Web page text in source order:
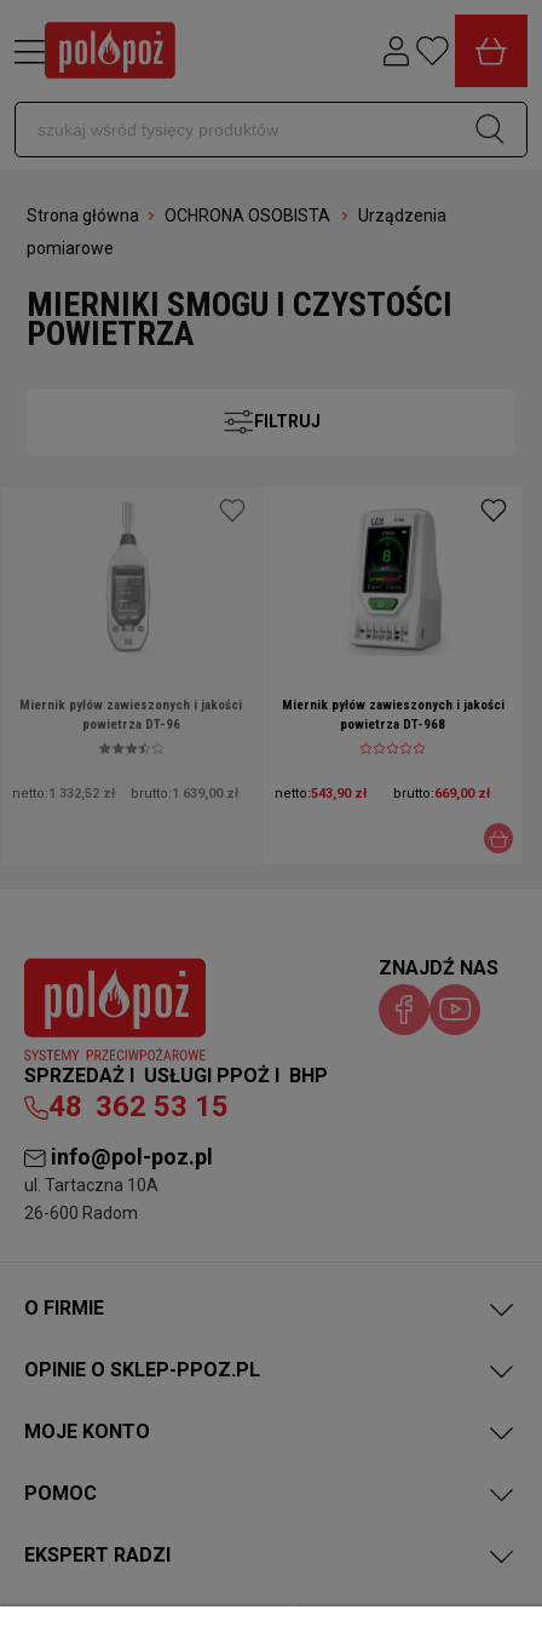
Strona główna OCHRONA OSOBISTA
Urządzenia
pomiarowe
MIERNIKI SMOGU I CZYSTOŚCI
POWIETRZA
FILTRUJ
Miernik pyłów zawieszonych i jakości
powietrza DT-96
netto:1 332,52 zł brutto:1 639,00 zł
Miernik pyłów zawieszonych i jakości
powietrza DT-968
netto:543,90 zł brutto:669,00 zł
SPRZEDAŻ I USŁUGI PPOŻ I BHP
48 362 53 15
info@pol-poz.pl
ul. Tartaczna 10A
26-600 Radom
ZNAJDŹ NAS
O FIRMIE
OPINIE O SKLEP-PPOZ.PL
MOJE KONTO
POMOC
EKSPERT RADZI